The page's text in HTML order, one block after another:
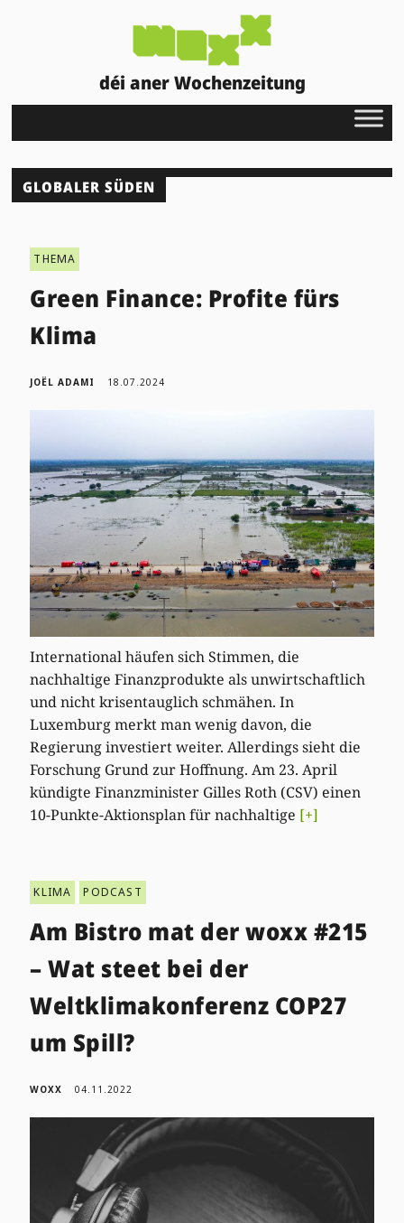
déi aner Wochenzeitung
GLOBALER SÜDEN
THEMA
Green Finance: Profite fürs
Klima
JOËL ADAMI 18.07.2024
International häufen sich Stimmen, die
nachhaltige Finanzprodukte als unwirtschaftlich
und nicht krisentauglich schmähen. In
Luxemburg merkt man wenig davon, die
Regierung investiert weiter. Allerdings sieht die
Forschung Grund zur Hoffnung. Am 23. April
kündigte Finanzminister Gilles Roth (CSV) einen
10-Punkte-Aktionsplan für nachhaltige [+]
KLIMA PODCAST
Am Bistro mat der woxx #215
– Wat steet bei der
Weltklimakonferenz COP27
um Spill?
WOXX 04.11.2022